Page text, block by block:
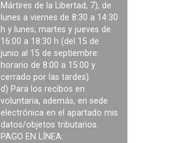
Mártires de la Libertad, 7), de
lunes a viernes de 8:30 a 14:30
h y lunes, martes y jueves de
16:00 a 18:30 h (del 15 de
junio al 15 de septiembre:
horario de 8:00 a 15:00 y
cerrado por las tardes).
d) Para los recibos en
voluntaria, además, en sede
electrónica en el apartado mis
datos/objetos tributarios.
PAGO EN LÍNEA: